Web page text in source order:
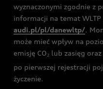
wyznaczonymi zgodnie z
informacji na temat
audi.pl/pl/danewltp/.
może mieć wpływ na
emisję CO2 lub zasięg
po pierwszej rejestracji
życzenie.